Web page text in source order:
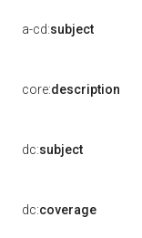
a-cd:subject
core:description
dc:subject
dc:coverage